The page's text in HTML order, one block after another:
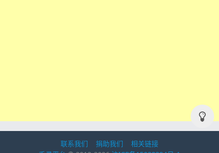
联系我们 捐助我们
相关链接